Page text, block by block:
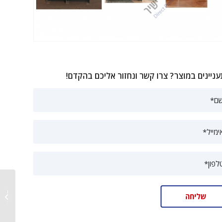
במוצר? צרו קשר ונחזור אליכם בהקדם!
דגם